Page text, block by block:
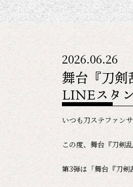
2026.06.26
舞台『刀剣
LINEスタ
いつも刀ステファン
この度、舞台『刀剣
第3弾は「舞台『刀剣